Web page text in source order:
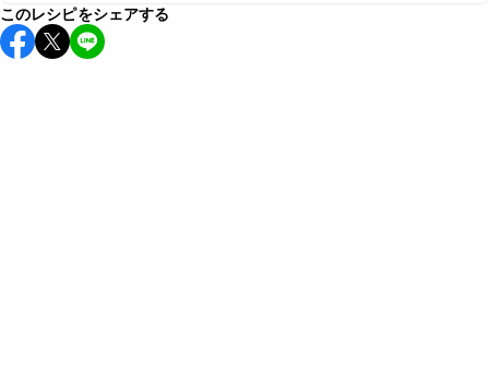
こちらのレシピは出来たてをお召し上がりいただくことをお
すすめします。
このレシピをシェアする